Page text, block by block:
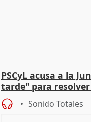
PSCyL acusa a la
tarde" para
Sonido Totales